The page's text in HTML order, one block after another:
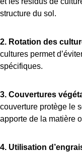
structure du sol.
2. Rotation des
cultures permet
spécifiques.
3. Couvertures
couverture protège le
apporte de la matière
4. Utilisation